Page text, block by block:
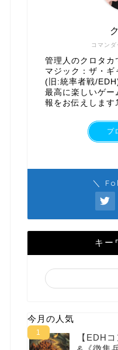
コマン
管理人のクロタカ
マジック：ザ・ギ
(旧:統率者戦/
最高に楽しいゲー
報をお伝えします
プ
＼
キー
今月の人気
【EDH